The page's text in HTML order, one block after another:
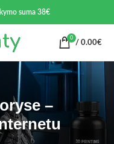
suma 38€
0
/ 0.00€
–